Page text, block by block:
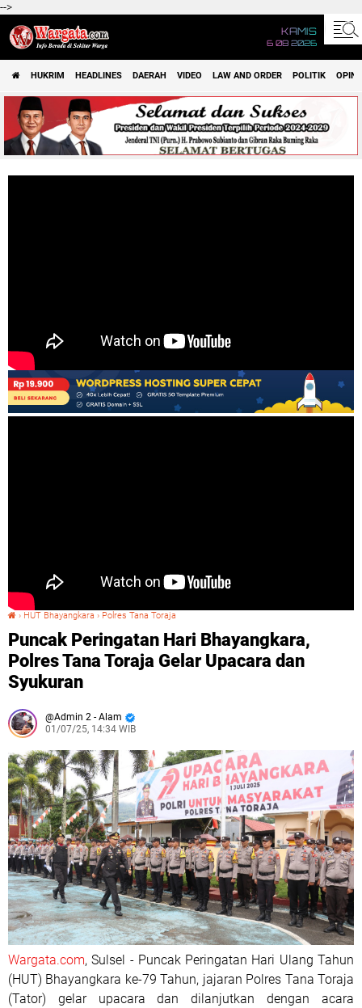
-->
KAMIS
6 08 2026
HUKRIM HEADLINES DAERAH VIDEO LAW AND ORDER POLITIK OPINI
› HUT Bhayangkara › Polres Tana Toraja
Puncak Peringatan Hari Bhayangkara,
Polres Tana Toraja Gelar Upacara dan
Syukuran
Admin 2 - Alam
01/07/25, 14:34 WIB
Wargata.com, Sulsel - Puncak Peringatan Hari Ulang Tahun
(HUT) Bhayangkara ke-79 Tahun, jajaran Polres Tana Toraja
(Tator) gelar upacara dan dilanjutkan dengan acara